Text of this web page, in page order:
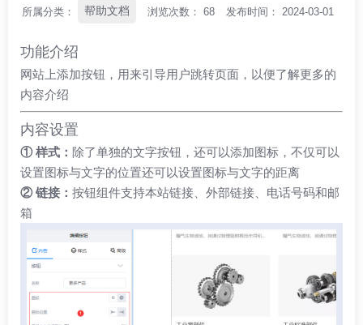
所属分类： 帮助文档 浏览次数： 68 发布时间： 2024-03-01
功能介绍
网站上添加按钮，用来引导用户跳转页面，以便了解更多的
内容介绍
内容设置
① 样式： 除了单独的文字按钮，还可以添加图标，不仅可以
设置图标与文字的位置还可以设置图标与文字的距离
② 链接： 按钮组件支持本站链接、外部链接、电话号码和邮
箱